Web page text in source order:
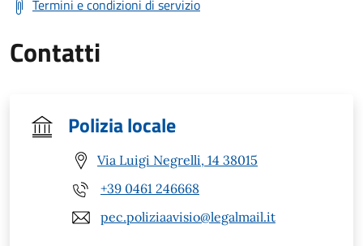
Termini e condizioni di servizio
Contatti
Polizia locale
Via Luigi Negrelli, 14 38015
+39 0461 246668
pec.poliziaavisio@legalmail.it